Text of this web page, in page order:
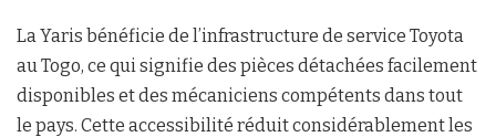
La Yaris bénéficie de l’infrastructure de service Toyota
au Togo, ce qui signifie des pièces détachées facilement
disponibles et des mécaniciens compétents dans tout
le pays. Cette accessibilité réduit considérablement les